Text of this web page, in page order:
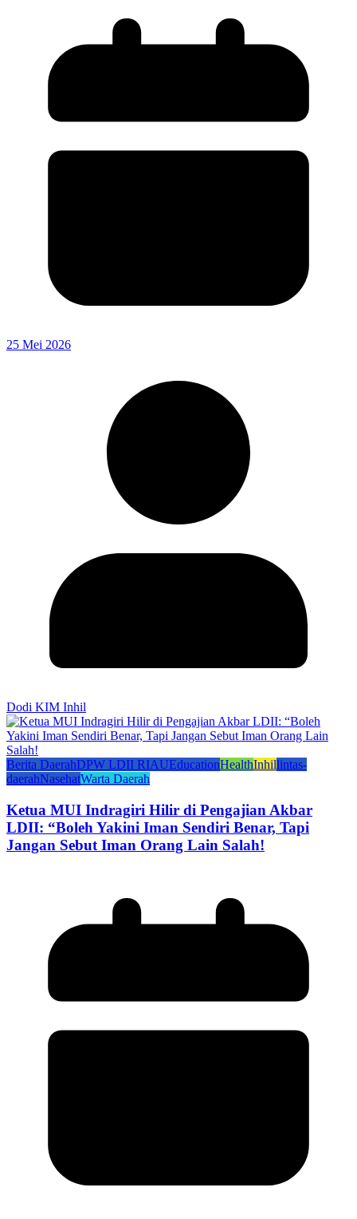
25 Mei 2026
Dodi KIM Inhil
Berita DaerahDPW LDII RIAUEducationHealthInhillintas-
daerahNasehatWarta Daerah
Ketua MUI Indragiri Hilir di Pengajian Akbar
LDII: “Boleh Yakini Iman Sendiri Benar, Tapi
Jangan Sebut Iman Orang Lain Salah!